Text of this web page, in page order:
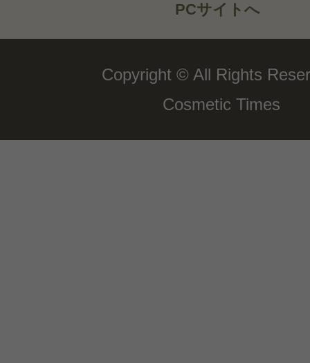
PCサイトへ
Copyright © All Rights
Cosmetic Times